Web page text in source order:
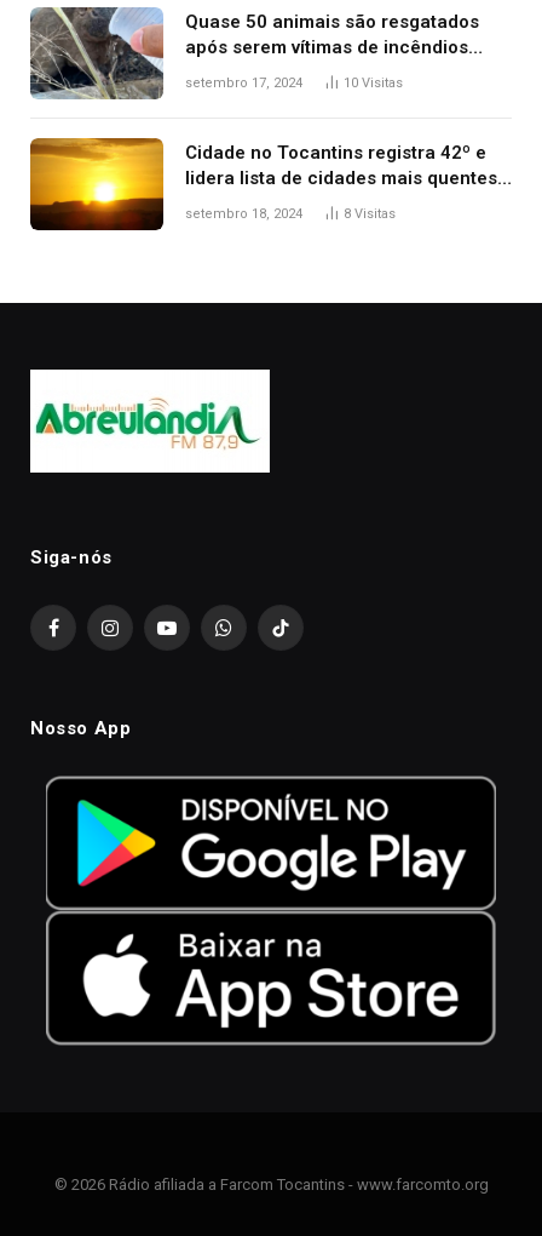
Quase 50 animais são resgatados
após serem vítimas de incêndios
florestais no Tocantins
setembro 17, 2024 10 Visitas
Cidade no Tocantins registra 42º e
lidera lista de cidades mais quentes
do país, diz Inmet
setembro 18, 2024 8 Visitas
Siga-nós
FacebookInstagramYouTubeWhatsAppTikTok
Nosso App
© 2026 Rádio afiliada a Farcom Tocantins - www.farcomto.org